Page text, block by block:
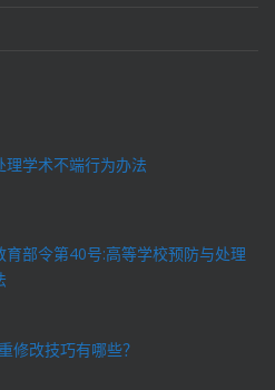
学术不端行为办法
育部令第40号:高等学校预防与处理
修改技巧有哪些？